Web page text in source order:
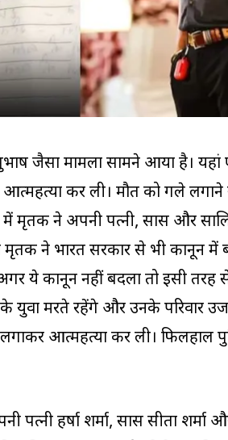
जैसा मामला सामने आया है।
आत्महत्या कर ली। मौत को गले
मृतक ने अपनी पत्नी, सास और
ने भारत सरकार से भी कानून में
ये कानून नहीं बदला तो इसी तरह
युवा मरते रहेंगे और उनके परिवार
आत्महत्या कर ली। फिलहाल
पत्नी हर्षा शर्मा, सास सीता शर्मा